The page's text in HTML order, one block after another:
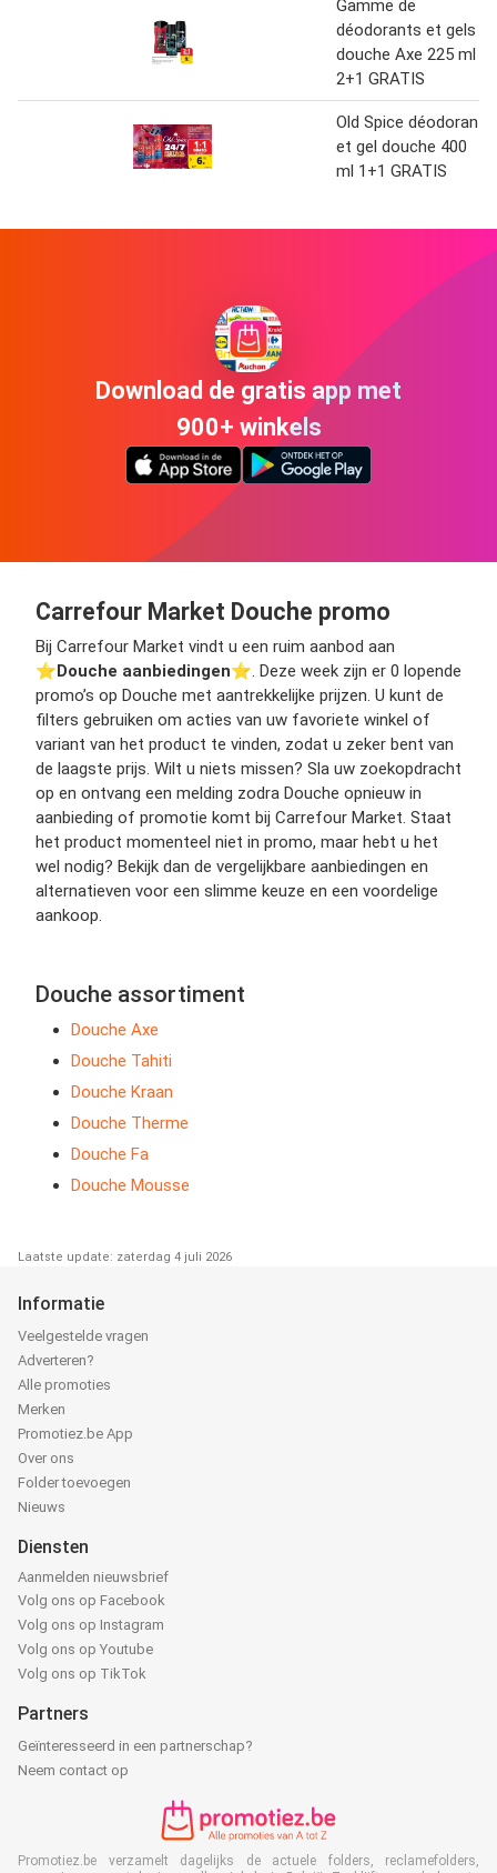
Gamme de
déodorants et gels
douche Axe 225 ml
2+1 GRATIS
Old Spice déodorant
et gel douche 400
ml 1+1 GRATIS
Download de gratis app met
900+ winkels
Carrefour Market Douche promo
Bij Carrefour Market vindt u een ruim aanbod aan
⭐️Douche aanbiedingen⭐️. Deze week zijn er 0 lopende
promo’s op Douche met aantrekkelijke prijzen. U kunt de
filters gebruiken om acties van uw favoriete winkel of
variant van het product te vinden, zodat u zeker bent van
de laagste prijs. Wilt u niets missen? Sla uw zoekopdracht
op en ontvang een melding zodra Douche opnieuw in
aanbieding of promotie komt bij Carrefour Market. Staat
het product momenteel niet in promo, maar hebt u het
wel nodig? Bekijk dan de vergelijkbare aanbiedingen en
alternatieven voor een slimme keuze en een voordelige
aankoop.
Douche assortiment
Douche Axe
Douche Tahiti
Douche Kraan
Douche Therme
Douche Fa
Douche Mousse
Laatste update: zaterdag 4 juli 2026
Informatie
Veelgestelde vragen
Adverteren?
Alle promoties
Merken
Promotiez.be App
Over ons
Folder toevoegen
Nieuws
Diensten
Aanmelden nieuwsbrief
Volg ons op Facebook
Volg ons op Instagram
Volg ons op Youtube
Volg ons op TikTok
Partners
Geïnteresseerd in een partnerschap?
Neem contact op
Promotiez.be verzamelt dagelijks de actuele folders, reclamefolders,